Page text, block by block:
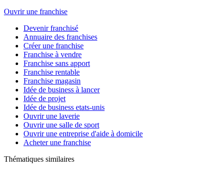
Ouvrir une franchise
Devenir franchisé
Annuaire des franchises
Créer une franchise
Franchise à vendre
Franchise sans apport
Franchise rentable
Franchise magasin
Idée de business à lancer
Idée de projet
Idée de business etats-unis
Ouvrir une laverie
Ouvrir une salle de sport
Ouvrir une entreprise d'aide à domicile
Acheter une franchise
Thématiques similaires